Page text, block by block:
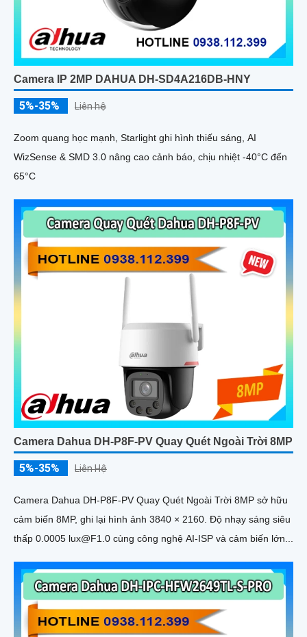
Camera IP 2MP DAHUA DH-SD4A216DB-HNY
5%-35% Liên hệ
Zoom quang học mạnh, Starlight ghi hình thiếu sáng, AI
WizSense & SMD 3.0 nâng cao cảnh báo, chịu nhiệt -40°C đến
65°C
Camera Dahua DH-P8F-PV Quay Quét Ngoài Trời 8MP
5%-35% Liên Hệ
Camera Dahua DH-P8F-PV Quay Quét Ngoài Trời 8MP sở hữu
cảm biến 8MP, ghi lại hình ảnh 3840 × 2160. Độ nhạy sáng siêu
thấp 0.0005 lux@F1.0 cùng công nghệ AI-ISP và cảm biến lớn...